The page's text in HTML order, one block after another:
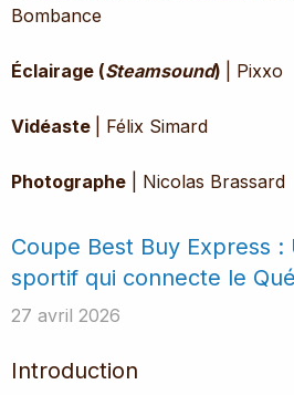
Bombance
Éclairage (Steamsound) | Pixxo
Vidéaste | Félix Simard
Photographe | Nicolas Brassard
Coupe Best Buy Express
sportif qui connecte le
27 avril 2026
Introduction